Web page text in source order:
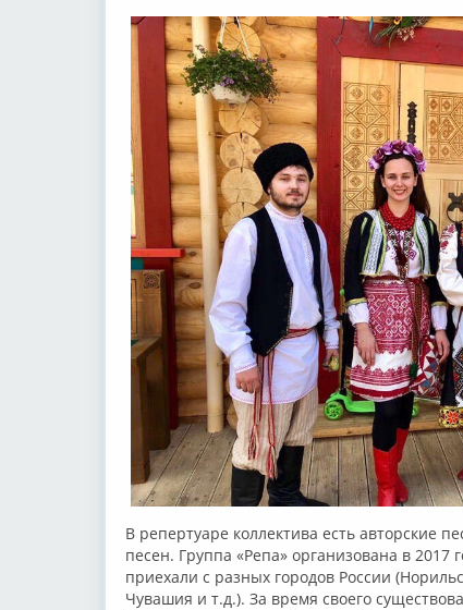
В репертуаре коллектива есть авторские
песен. Группа «Репа» организована в 2017
приехали с разных городов России
Чувашия и т.д.). За время своего